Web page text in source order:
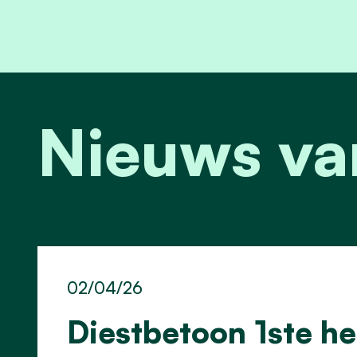
Nieuws
Diestbetoon 1ste
02/04/26